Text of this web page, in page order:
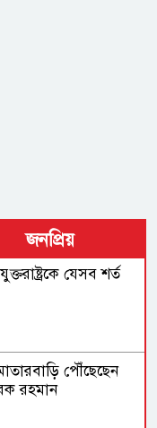
জনপ্রিয়
যেসব শর্ত
পৌঁছেছেন
রহমান